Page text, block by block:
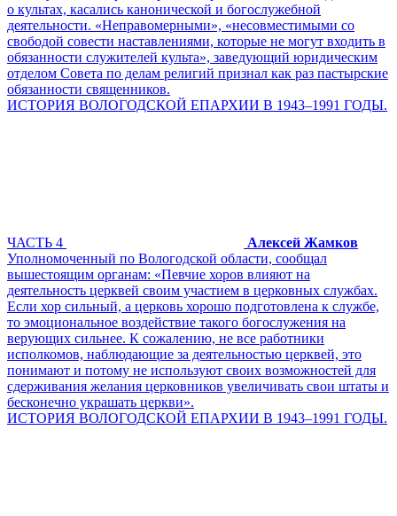
о культах, касались канонической и богослужебной
деятельности. «Неправомерными», «несовместимыми со
свободой совести наставлениями, которые не могут входить в
обязанности служителей культа», заведующий юридическим
отделом Совета по делам религий признал как раз пастырские
обязанности священников.
ИСТОРИЯ ВОЛОГОДСКОЙ ЕПАРХИИ В 1943–1991 ГОДЫ.
ЧАСТЬ 4
Алексей Жамков
Уполномоченный по Вологодской области, сообщал
вышестоящим органам: «Певчие хоров влияют на
деятельность церквей своим участием в церковных службах.
Если хор сильный, а церковь хорошо подготовлена к службе,
то эмоциональное воздействие такого богослужения на
верующих сильнее. К сожалению, не все работники
исполкомов, наблюдающие за деятельностью церквей, это
понимают и потому не используют своих возможностей для
сдерживания желания церковников увеличивать свои штаты и
бесконечно украшать церкви».
ИСТОРИЯ ВОЛОГОДСКОЙ ЕПАРХИИ В 1943–1991 ГОДЫ.